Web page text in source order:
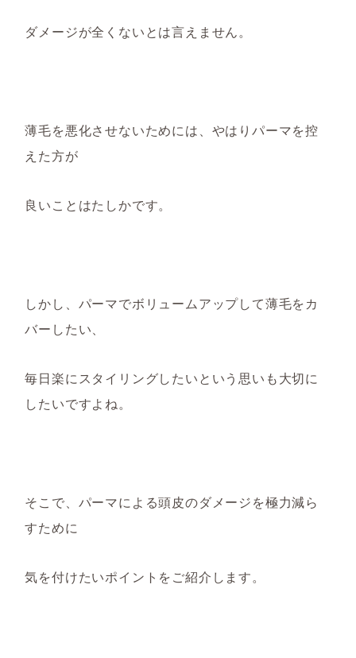
ダメージが全くないとは言えません。
薄毛を悪化させないためには、やはりパーマを控
えた方が
良いこと はたしかです。
しかし、パーマでボリュームアップして薄毛をカ
バーしたい、
毎日楽にスタイリングしたいという思いも大切に
したいですよね。
そこで、パーマによる頭皮のダメージを極力減ら
すために
気を付けたいポイントをご紹介 します。